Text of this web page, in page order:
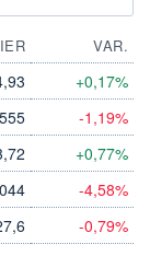
VAR.
+0,17%
-1,19%
+0,77%
-4,58%
-0,79%